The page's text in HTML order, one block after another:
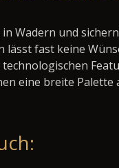
Wadern und
lässt fast keine
eine breite Palette